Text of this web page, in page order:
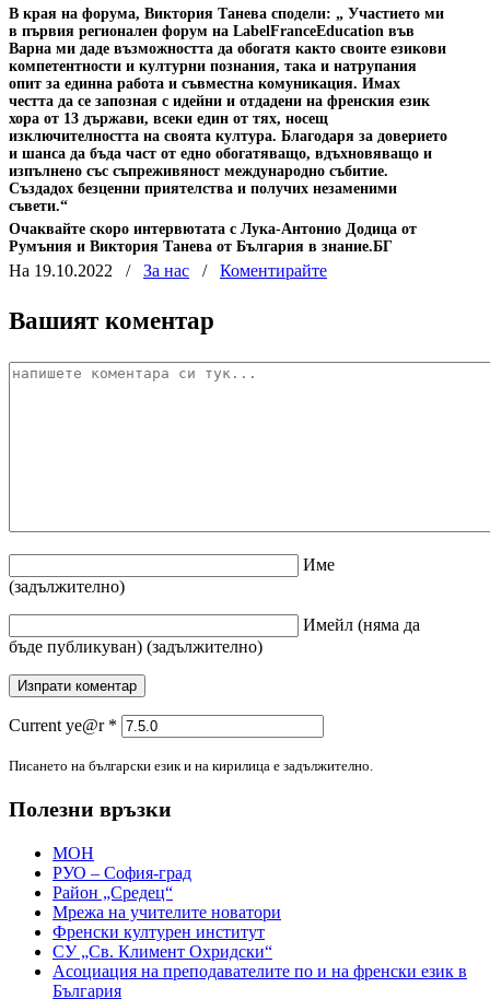
В края на форума, Виктория Танева сподели: „ Участието ми
в първия регионален форум на LabelFranceEducation във
Варна ми даде възможността да обогатя както своите езикови
компетентности и културни познания, така и натрупания
опит за единна работа и съвместна комуникация. Имах
честта да се запозная с идейни и отдадени на френския език
хора от 13 държави, всеки един от тях, носещ
изключителността на своята култура. Благодаря за доверието
и шанса да бъда част от едно обогатяващо, вдъхновяващо и
изпълнено със съпреживяност международно събитие.
Създадох безценни приятелства и получих незаменими
съвети.“
Очаквайте скоро интервютата с Лука-Антонио Додица от
Румъния и Виктория Танева от България в знание.БГ
На 19.10.2022 / За нас / Коментирайте
Вашият коментар
Име
(задължително)
Имейл (няма да
бъде публикуван) (задължително)
Current ye@r *
Писането на български език и на кирилица е задължително.
Полезни връзки
МОН
РУО – София-град
Район „Средец“
Мрежа на учителите новатори
Френски културен институт
СУ „Св. Климент Охридски“
Асоциация на преподавателите по и на френски език в
България